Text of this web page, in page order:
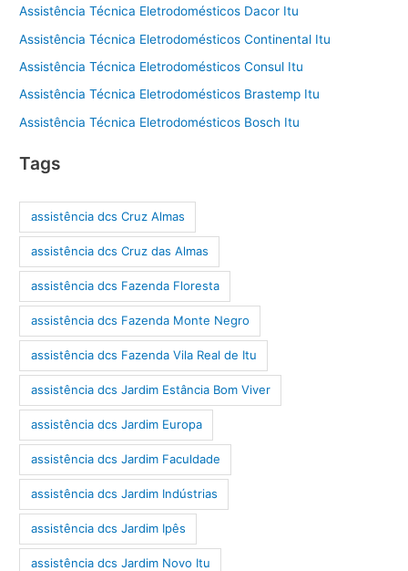
Assistência Técnica Eletrodomésticos Dacor Itu
Assistência Técnica Eletrodomésticos Continental Itu
Assistência Técnica Eletrodomésticos Consul Itu
Assistência Técnica Eletrodomésticos Brastemp Itu
Assistência Técnica Eletrodomésticos Bosch Itu
Tags
assistência dcs Cruz Almas
assistência dcs Cruz das Almas
assistência dcs Fazenda Floresta
assistência dcs Fazenda Monte Negro
assistência dcs Fazenda Vila Real de Itu
assistência dcs Jardim Estância Bom Viver
assistência dcs Jardim Europa
assistência dcs Jardim Faculdade
assistência dcs Jardim Indústrias
assistência dcs Jardim Ipês
assistência dcs Jardim Novo Itu